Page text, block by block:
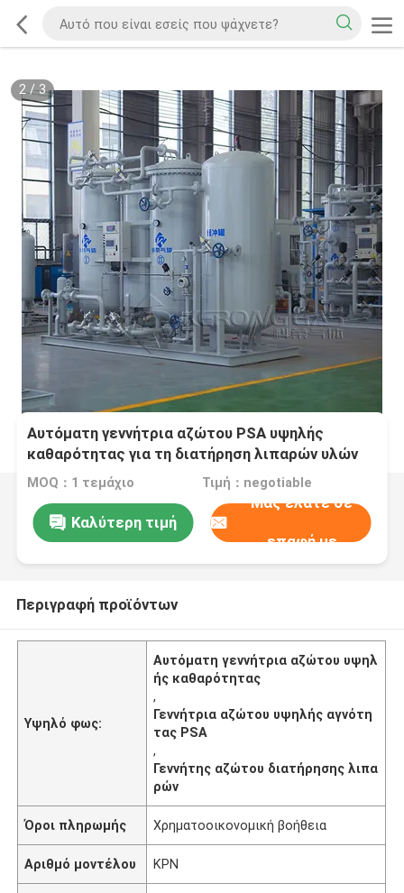
2/3
Αυτόματη γεννήτρια αζώτου PSA υψηλής
καθαρότητας για τη διατήρηση λιπαρών υλών
MOQ：1 τεμάχιο Τιμή：negotiable
Καλύτερη τιμή
Μας ελάτε σε
επαφή με
Περιγραφή προϊόντων
Υψηλό φως:
Αυτόματη γεννήτρια αζώτου υψηλ
ής καθαρότητας
,
Γεννήτρια αζώτου υψηλής αγνότη
τας PSA
,
Γεννήτης αζώτου διατήρησης λιπα
ρών
Όροι πληρωμής Χρηματοοικονομική βοήθεια
Αριθμό μοντέλου ΚΡΝ